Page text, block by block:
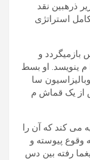
ذرهبين نقد
استراتژی
به مارکس بازمیگردد و
م ینويسد. او بسط
سا
از يک قماش م
می کند که آن را
وقوع پيوسته و
رفته بين دس